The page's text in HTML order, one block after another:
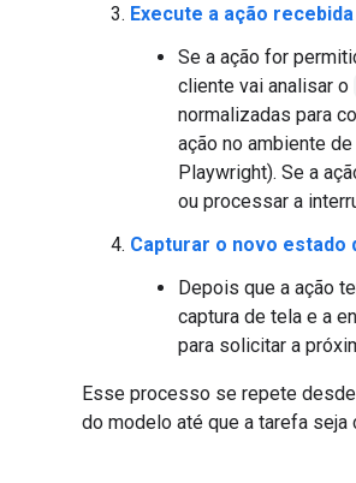
Execute a ação recebida
Se a ação for
cliente vai analisar o
normalizadas para
ação no ambiente
Playwright). Se a
ou processar a
Capturar o novo estado
Depois que a ação
captura de tela e a
para solicitar a
Esse processo se repete
do modelo até que a tarefa seja